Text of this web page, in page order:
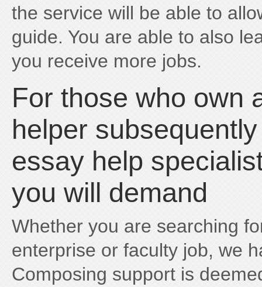
the service will be able to
guide. You are able to also
you receive more jobs.
For those who own
helper
essay help
you will demand
Whether you are searching
enterprise or faculty job, we
Composing support is